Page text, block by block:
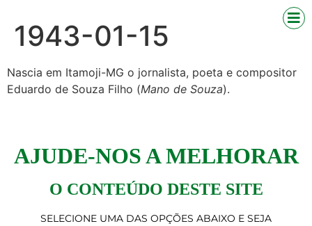
1943-01-15
Nascia em Itamoji-MG o jornalista, poeta e compositor
Eduardo de Souza Filho (Mano de Souza).
AJUDE-NOS A MELHORAR
O CONTEÚDO DESTE SITE
SELECIONE UMA DAS OPÇÕES ABAIXO E SEJA